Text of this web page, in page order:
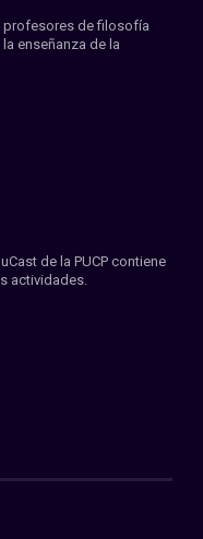
profesores de filosofía
enseñanza de la
de la PUCP contiene
actividades.